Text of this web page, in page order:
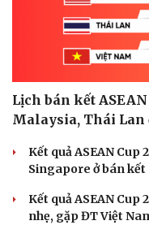
Lịch bán kết
Malaysia, Thái Lan
Kết quả ASEAN Cup
Singapore ở bán kết
Kết quả ASEAN
nhẹ, gặp ĐT Việt